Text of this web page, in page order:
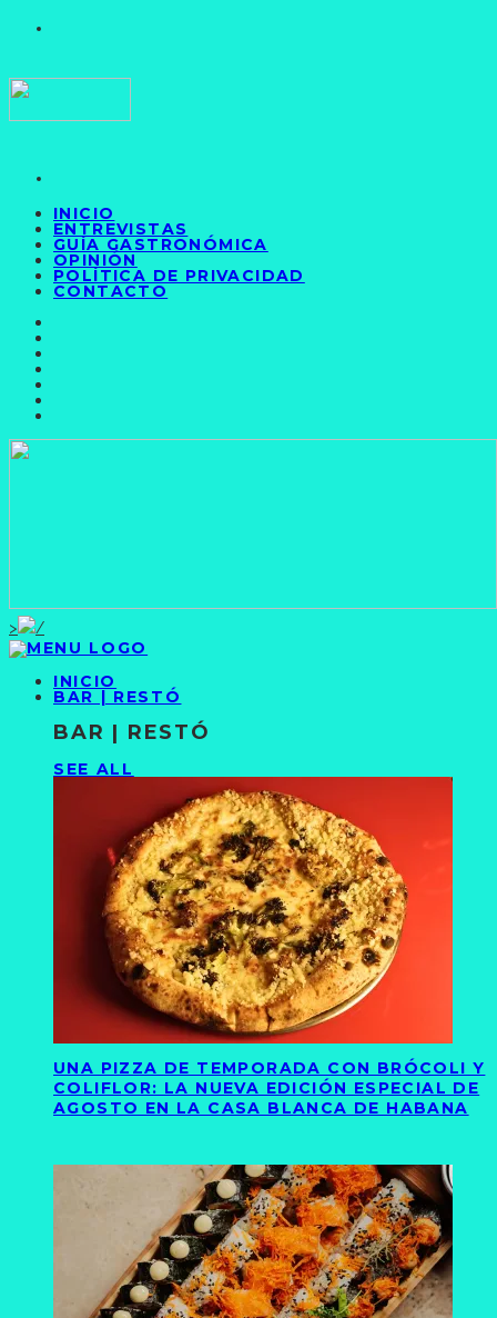
INICIO
ENTREVISTAS
GUÍA GASTRONÓMICA
OPINIÓN
POLÍTICA DE PRIVACIDAD
CONTACTO
>
INICIO
BAR | RESTÓ
BAR | RESTÓ
SEE ALL
UNA PIZZA DE TEMPORADA CON BRÓCOLI Y
COLIFLOR: LA NUEVA EDICIÓN ESPECIAL DE
AGOSTO EN LA CASA BLANCA DE HABANA